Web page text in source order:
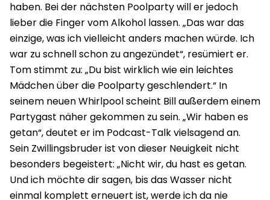
haben. Bei der nächsten Poolparty will er jedoch
lieber die Finger vom Alkohol lassen. „Das war das
einzige, was ich vielleicht anders machen würde. Ich
war zu schnell schon zu angezündet“, resümiert er.
Tom stimmt zu: „Du bist wirklich wie ein leichtes
Mädchen über die Poolparty geschlendert.“ In
seinem neuen Whirlpool scheint Bill außerdem einem
Partygast näher gekommen zu sein. „Wir haben es
getan“, deutet er im Podcast-Talk vielsagend an.
Sein Zwillingsbruder ist von dieser Neuigkeit nicht
besonders begeistert: „Nicht wir, du hast es getan.
Und ich möchte dir sagen, bis das Wasser nicht
einmal komplett erneuert ist, werde ich da nie